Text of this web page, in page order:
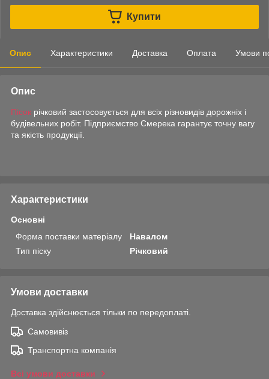
Купити
Опис Характеристики Доставка Оплата Умови
Опис
Пісок річковий застосовується для всіх різновидів дорожніх і
будівельних робіт. Підприємство Смерека гарантує точну вагу
та якість продукції.
Характеристики
Основні
Форма поставки матеріалу
Навалом
Тип піску
Річковий
Умови доставки
Доставка здійснюється тільки по передоплаті.
Самовивіз
Транспортна компанія
Всі умови доставки